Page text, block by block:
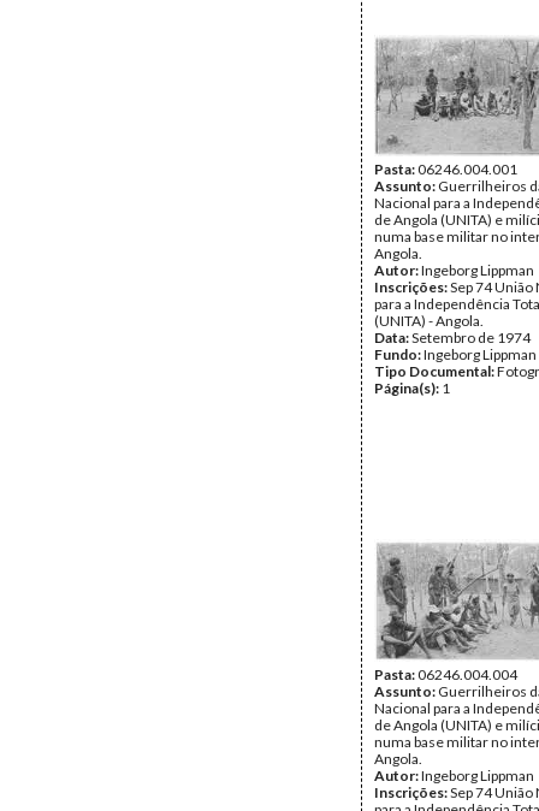
Pasta:06246.004.001
Assunto: Guerrilheiros
Nacional para a
de Angola (UNITA) e
numa base militar no
Angola.
Autor:Ingeborg Lippman
Inscrições:Sep 74 União
para a Independência
(UNITA) - Angola.
Data:Setembro de 1974
Fundo:Ingeborg Lippman
Tipo Documental:
Página(s): 1
Pasta:06246.004.004
Assunto: Guerrilheiros
Nacional para a
de Angola (UNITA) e
numa base militar no
Angola.
Autor:Ingeborg Lippman
Inscrições:Sep 74 União